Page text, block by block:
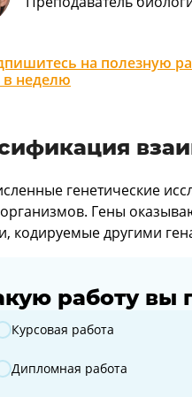
на полезную
в неделю
генетические
Гены
кодируемые другими
работу вы
работу вы готовите?
Курсовая работа
Дипломная работа